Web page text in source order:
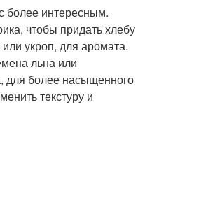
более интересным.
чтобы придать хлебу
укроп, для аромата.
льна или
для более насыщенного
текстуру и